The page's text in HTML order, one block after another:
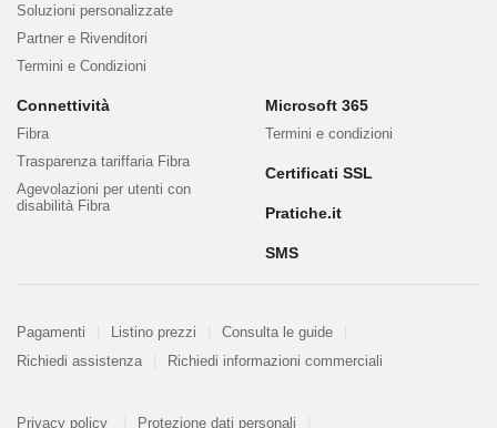
Soluzioni personalizzate
Partner e Rivenditori
Termini e Condizioni
Connettività
Fibra
Trasparenza tariffaria Fibra
Agevolazioni per utenti con
disabilità Fibra
Microsoft 365
Termini e condizioni
Certificati SSL
Pratiche.it
SMS
Pagamenti
Pagamenti Listino prezzi
Consulta le guide
Richiedi assistenza
Richiedi informazioni commerciali
Privacy policy
PDFProtezione dati personali